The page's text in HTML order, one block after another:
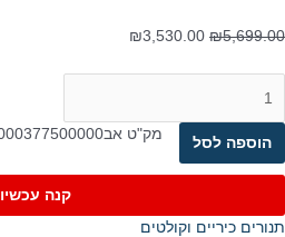
₪5,699.00
המחיר
₪3,530.00
של
76
Miele
הוספה לסל
קנה עכשיו
מק"ט אב0000000377500000
תנורים כיריים וקולטים